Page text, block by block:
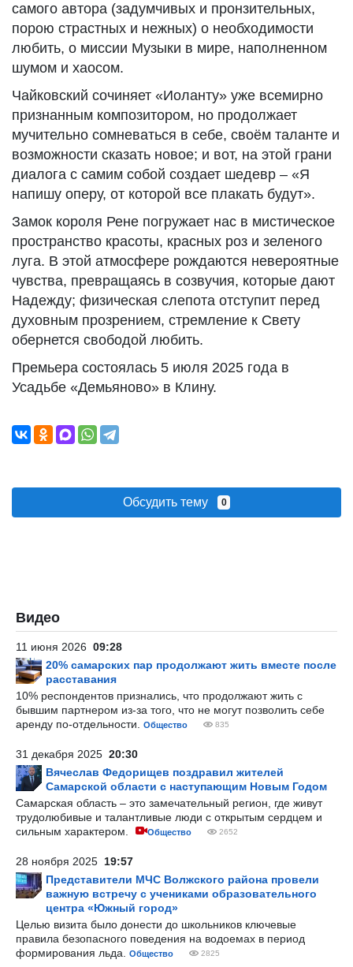
самого автора (задумчивых и пронзительных,
порою страстных и нежных) о необходимости
любить, о миссии Музыки в мире, наполненном
шумом и хаосом.
Чайковский сочиняет «Иоланту» уже всемирно
признанным композитором, но продолжает
мучительно сомневаться в себе, своём таланте и
возможности сказать новое; и вот, на этой грани
диалога с самим собой создает шедевр – «Я
напишу оперу, от которой все плакать будут».
Замок короля Рене погружает нас в мистическое
пространство красоты, красных роз и зеленого
луга. В этой атмосфере рождаются невероятные
чувства, превращаясь в созвучия, которые дают
Надежду; физическая слепота отступит перед
духовным прозрением, стремление к Свету
обернется свободой любить.
Премьера состоялась 5 июля 2025 года в
Усадьбе «Демьяново» в Клину.
Обсудить тему 0
Видео
11 июня 2026 09:28
20% самарских пар продолжают жить вместе после
расставания
10% респондентов признались, что продолжают жить с
бывшим партнером из-за того, что не могут позволить себе
аренду по-отдельности.
Общество 835
31 декабря 2025 20:30
Вячеслав Федорищев поздравил жителей
Самарской области с наступающим Новым Годом
Самарская область – это замечательный регион, где живут
трудолюбивые и талантливые люди с открытым сердцем и
сильным характером.
Общество 2652
28 ноября 2025 19:57
Представители МЧС Волжского района провели
важную встречу с учениками образовательного
центра «Южный город»
Целью визита было донести до школьников ключевые
правила безопасного поведения на водоемах в период
формирования льда.
Общество 2825